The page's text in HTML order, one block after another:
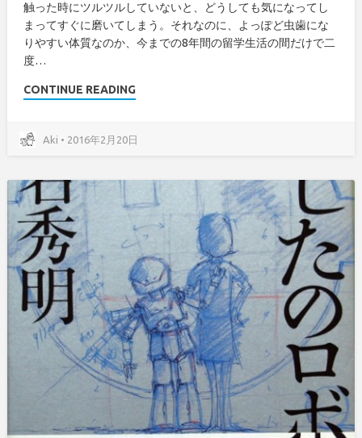
触った時にツルツルしていないと、どうしても気になってし
まってすぐに磨いてしまう。それなのに、よっぽど虫歯にな
りやすい体質なのか、今までの8年間の留学生活の間だけで二
度…
CONTINUE READING
Aki • 2016年2月20日